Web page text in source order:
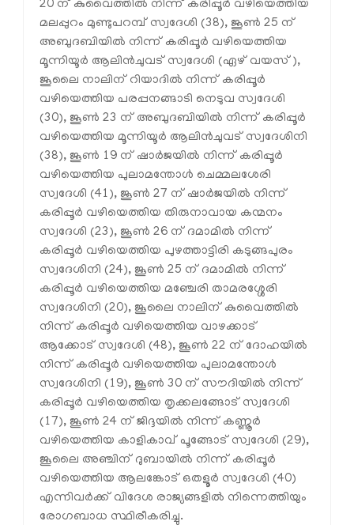
20 ന് കുവൈത്തില്‍ നിന്ന് കരിപ്പൂര്‍ വഴിയെത്തിയ
മലപ്പുറം മുണ്ടുപറമ്പ് സ്വദേശി (38), ജൂണ്‍ 25 ന്
അബുദബിയില്‍ നിന്ന് കരിപ്പൂര്‍ വഴിയെത്തിയ
മൂന്നിയൂര്‍ ആലിന്‍ചുവട് സ്വദേശി (ഏഴ് വയസ്),
ജൂലൈ നാലിന് റിയാദില്‍ നിന്ന് കരിപ്പൂര്‍
വഴിയെത്തിയ പരപ്പനങ്ങാടി നെടുവ സ്വദേശി
(30), ജൂണ്‍ 23 ന് അബുദബിയില്‍ നിന്ന് കരിപ്പൂര്‍
വഴിയെത്തിയ മൂന്നിയൂര്‍ ആലിന്‍ചുവട് സ്വദേശിനി
(38), ജൂണ്‍ 19 ന് ഷാര്‍ജയില്‍ നിന്ന് കരിപ്പൂര്‍
വഴിയെത്തിയ പുലാമന്തോള്‍ ചെമ്മലശേരി
സ്വദേശി (41), ജൂണ്‍ 27 ന് ഷാര്‍ജയില്‍ നിന്ന്
കരിപ്പൂര്‍ വഴിയെത്തിയ തിരുനാവായ കന്മനം
സ്വദേശി (23), ജൂണ്‍ 26 ന് ദമാമില്‍ നിന്ന്
കരിപ്പൂര്‍ വഴിയെത്തിയ പുഴത്താട്ടിരി കടുങ്ങപുരം
സ്വദേശിനി (24), ജൂണ്‍ 25 ന് ദമാമില്‍ നിന്ന്
കരിപ്പൂര്‍ വഴിയെത്തിയ മഞ്ചേരി താമരശ്ശേരി
സ്വദേശിനി (20), ജൂലൈ നാലിന് കുവൈത്തില്‍
നിന്ന് കരിപ്പൂര്‍ വഴിയെത്തിയ വാഴക്കാട്
ആക്കോട് സ്വദേശി (48), ജൂണ്‍ 22 ന് ദോഹയില്‍
നിന്ന് കരിപ്പൂര്‍ വഴിയെത്തിയ പുലാമന്തോള്‍
സ്വദേശിനി (19), ജൂണ്‍ 30 ന് സൗദിയില്‍ നിന്ന്
കരിപ്പൂര്‍ വഴിയെത്തിയ തൃക്കലങ്ങോട് സ്വദേശി
(17), ജൂണ്‍ 24 ന് ജിദ്ദയില്‍ നിന്ന് കണ്ണൂര്‍
വഴിയെത്തിയ കാളികാവ് പൂങ്ങോട് സ്വദേശി (29),
ജൂലൈ അഞ്ചിന് ദുബായില്‍ നിന്ന് കരിപ്പൂര്‍
വഴിയെത്തിയ ആലങ്കോട് ഒതളൂര്‍ സ്വദേശി (40)
എന്നിവര്‍ക്ക് വിദേശ രാജ്യങ്ങളില്‍ നിന്നെത്തിയും
രോഗബാധ സ്ഥിരീകരിച്ചു.